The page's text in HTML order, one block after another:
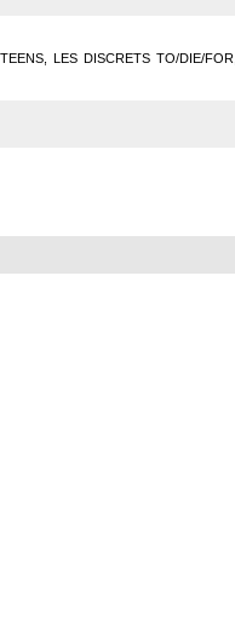
LES DISCRETS TO/DIE/FOR,